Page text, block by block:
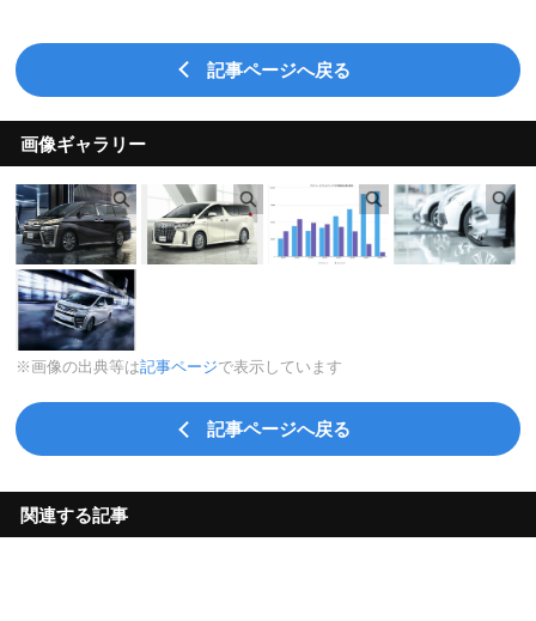
記事ページへ戻る
画像ギャラリー
※画像の出典等は記事ページで表示しています
記事ページへ戻る
関連する記事